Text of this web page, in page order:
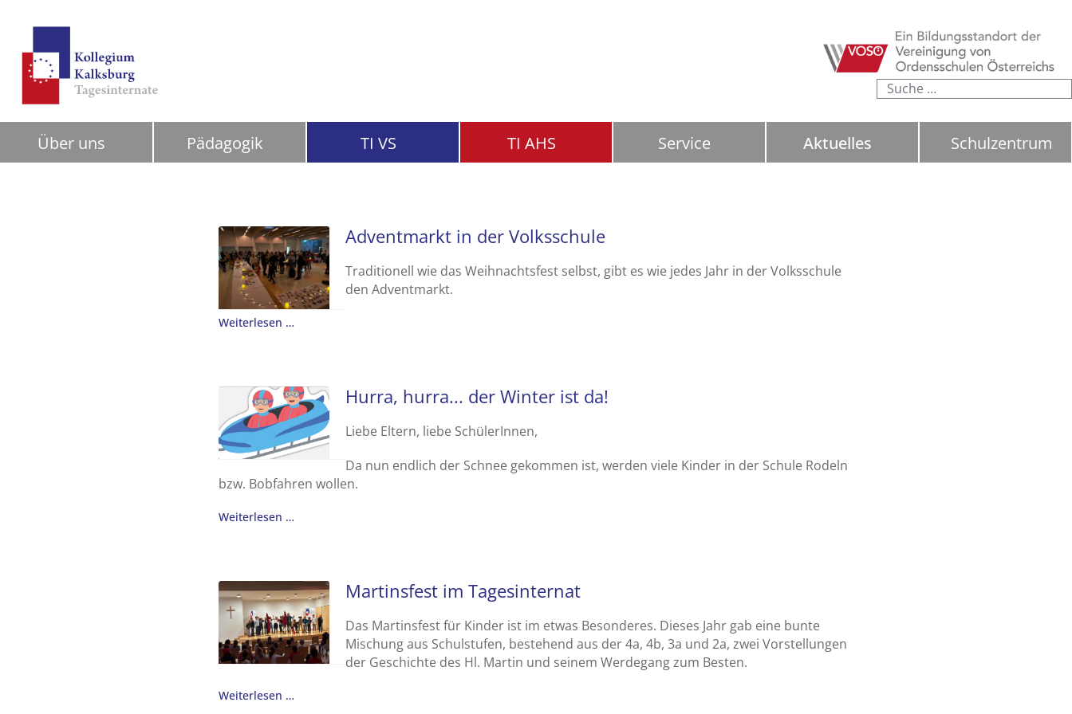
Suchen
Über uns Pädagogik TI VS TI AHS Service Aktuelles Schulzentrum
Adventmarkt in der Volksschule
Traditionell wie das Weihnachtsfest selbst, gibt es wie jedes Jahr in der Volksschule
den Adventmarkt.
Weiterlesen …
Hurra, hurra... der Winter ist da!
Liebe Eltern, liebe SchülerInnen,
Da nun endlich der Schnee gekommen ist, werden viele Kinder in der Schule Rodeln
bzw. Bobfahren wollen.
Weiterlesen …
Martinsfest im Tagesinternat
Das Martinsfest für Kinder ist im etwas Besonderes. Dieses Jahr gab eine bunte
Mischung aus Schulstufen, bestehend aus der 4a, 4b, 3a und 2a, zwei Vorstellungen
der Geschichte des Hl. Martin und seinem Werdegang zum Besten.
Weiterlesen …